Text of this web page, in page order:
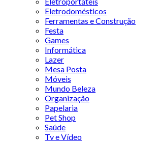
Eletrodomésticos
Ferramentas e Construção
Festa
Games
Informática
Lazer
Mesa Posta
Móveis
Mundo Beleza
Organização
Papelaria
Pet Shop
Saúde
Tv e Vídeo